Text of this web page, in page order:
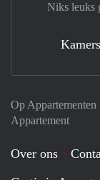
Op
Appartement
Over ons
Niks leuks
Kamers